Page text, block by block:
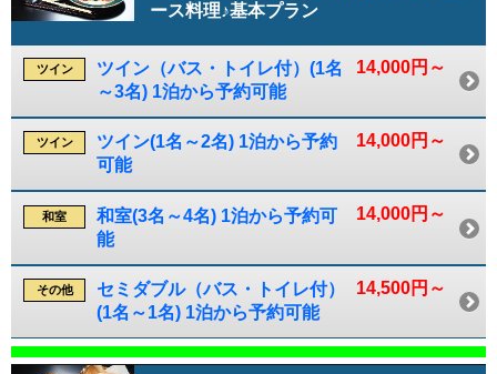
ース料理♪基本プラン
14,000円～
ツイン
ツイン（バス・トイレ付）(1名
～3名) 1泊から予約可能
14,000円～
ツイン
ツイン(1名～2名) 1泊から予約
可能
14,000円～
和室
和室(3名～4名) 1泊から予約可
能
14,500円～
その他
セミダブル（バス・トイレ付）
(1名～1名) 1泊から予約可能